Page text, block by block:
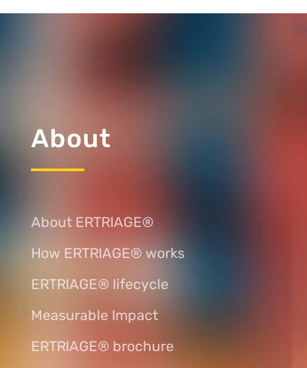
About
About ERTRIAGE®
How ERTRIAGE® works
ERTRIAGE® lifecycle
Measurable Impact
ERTRIAGE® brochure